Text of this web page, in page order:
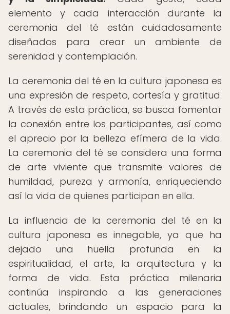
elemento y cada interacción durante la
ceremonia del té están cuidadosamente
diseñados para crear un ambiente de
serenidad y contemplación.
La ceremonia del té en la cultura japonesa es
una expresión de respeto, cortesía y gratitud.
A través de esta práctica, se busca fomentar
la conexión entre los participantes, así como
el aprecio por la belleza efímera de la vida.
La ceremonia del té se considera una forma
de arte viviente que transmite valores de
humildad, pureza y armonía, enriqueciendo
así la vida de quienes participan en ella.
La influencia de la ceremonia del té en la
cultura japonesa es innegable, ya que ha
dejado una huella profunda en la
espiritualidad, el arte, la arquitectura y la
forma de vida. Esta práctica milenaria
continúa inspirando a las generaciones
actuales, brindando un espacio para la